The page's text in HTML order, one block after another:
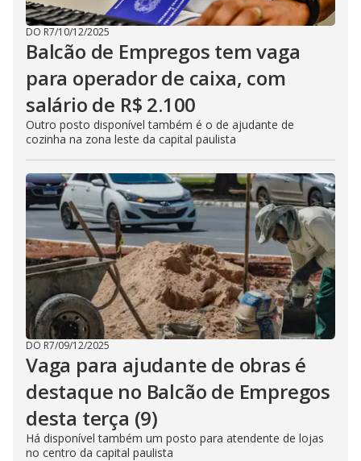
DO R7/10/12/2025
Balcão de Empregos tem vaga
para operador de caixa, com
salário de R$ 2.100
Outro posto disponível também é o de ajudante de
cozinha na zona leste da capital paulista
DO R7/09/12/2025
Vaga para ajudante de obras é
destaque no Balcão de Empregos
desta terça (9)
Há disponível também um posto para atendente de lojas
no centro da capital paulista